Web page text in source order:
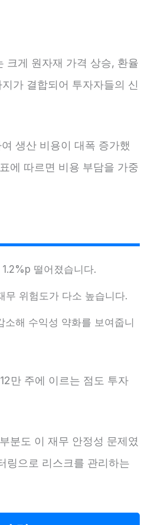
크게 원자재 가격 상승, 환율
가 결합되어 투자자들의 신
생산 비용이 대폭 증가했
에 따르면 비용 부담을 가중
떨어졌습니다.
위험도가 다소 높습니다.
해 수익성 약화를 보여줍니
만 주에 이르는 점도 투자
분도 이 재무 안정성 문제였
링으로 리스크를 관리하는